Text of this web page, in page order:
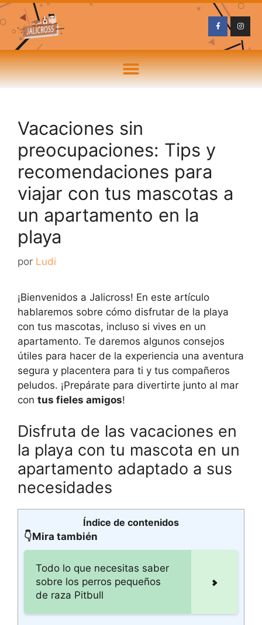
Vacaciones sin
preocupaciones: Tips y
recomendaciones para
viajar con tus mascotas a
un apartamento en la
playa
por Ludi
¡Bienvenidos a Jalicross! En este artículo
hablaremos sobre cómo disfrutar de la playa
con tus mascotas, incluso si vives en un
apartamento. Te daremos algunos consejos
útiles para hacer de la experiencia una aventura
segura y placentera para ti y tus compañeros
peludos. ¡Prepárate para divertirte junto al mar
con tus fieles amigos!
Disfruta de las vacaciones en
la playa con tu mascota en un
apartamento adaptado a sus
necesidades
Índice de contenidos
👇Mira también
Todo lo que necesitas saber
sobre los perros pequeños
de raza Pitbull